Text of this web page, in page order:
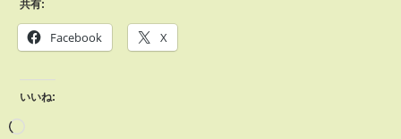
共有:
Facebook X
いいね: